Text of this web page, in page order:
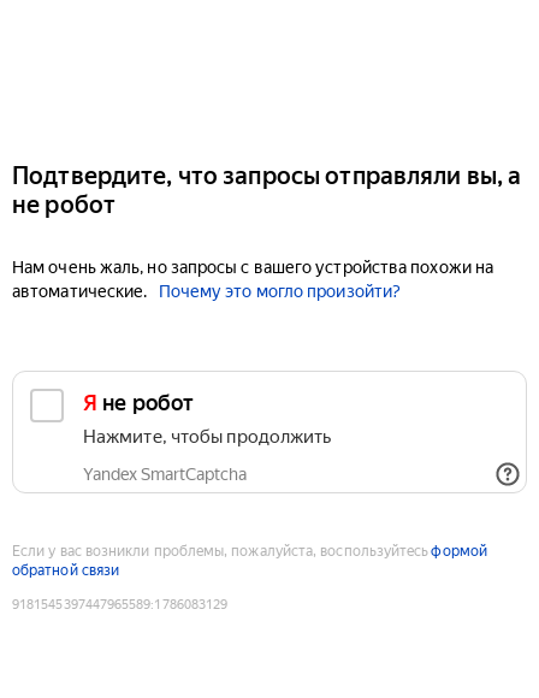
Подтвердите, что запросы отправляли вы, а
не робот
Нам очень жаль, но запросы с вашего устройства похожи на
автоматические.
Почему это могло произойти?
Я не робот
Нажмите, чтобы продолжить
Yandex SmartCaptcha
Если у вас возникли проблемы, пожалуйста, воспользуйтесьформой
обратной связи
9181545397447965589:1786083129